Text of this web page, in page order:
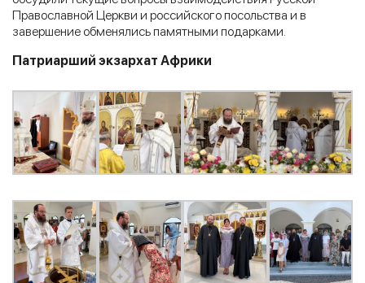
Православной Церкви и российского посольства и в
завершение обменялись памятными подарками.
Патриарший экзархат Африки